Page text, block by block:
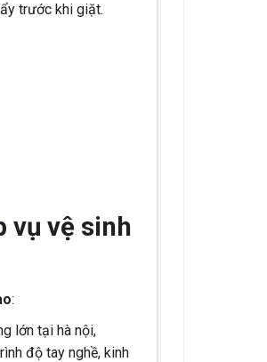
trước khi giặt.
vụ vệ sinh
:
lớn tại hà nội,
độ tay nghề, kinh